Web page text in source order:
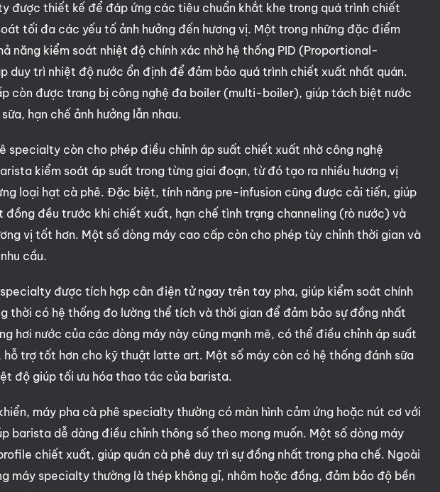
được thiết kế để đáp ứng các tiêu chuẩn khắt khe trong quá trình chiết
tối đa các yếu tố ảnh hưởng đến hương vị. Một trong những đặc điểm
năng kiểm soát nhiệt độ chính xác nhờ hệ thống PID (Proportional-
duy trì nhiệt độ nước ổn định để đảm bảo quá trình chiết xuất nhất quán.
còn được trang bị công nghệ đa boiler (multi-boiler), giúp tách biệt nước
hạn chế ảnh hưởng lẫn nhau.
specialty còn cho phép điều chỉnh áp suất chiết xuất nhờ công nghệ
kiểm soát áp suất trong từng giai đoạn, từ đó tạo ra nhiều hương vị
loại hạt cà phê. Đặc biệt, tính năng pre-infusion cũng được cải tiến, giúp
đều trước khi chiết xuất, hạn chế tình trạng channeling (rò nước) và
vị tốt hơn. Một số dòng máy cao cấp còn cho phép tùy chỉnh thời gian và
cầu.
được tích hợp cân điện tử ngay trên tay pha, giúp kiểm soát chính
thời có hệ thống đo lường thể tích và thời gian để đảm bảo sự đồng nhất
hơi nước của các dòng máy này cũng mạnh mẽ, có thể điều chỉnh áp suất
hỗ trợ tốt hơn cho kỹ thuật latte art. Một số máy còn có hệ thống đánh sữa
độ giúp tối ưu hóa thao tác của barista.
máy pha cà phê specialty thường có màn hình cảm ứng hoặc nút cơ với
barista dễ dàng điều chỉnh thông số theo mong muốn. Một số dòng máy
chiết xuất, giúp quán cà phê duy trì sự đồng nhất trong pha chế. Ngoài
máy specialty thường là thép không gỉ, nhôm hoặc đồng, đảm bảo độ bền